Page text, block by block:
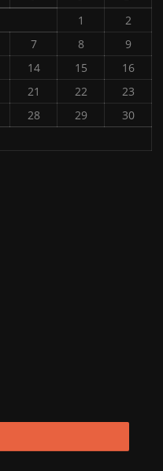
1
2
7 8
9
14 15
16
21 22
23
28 29
30